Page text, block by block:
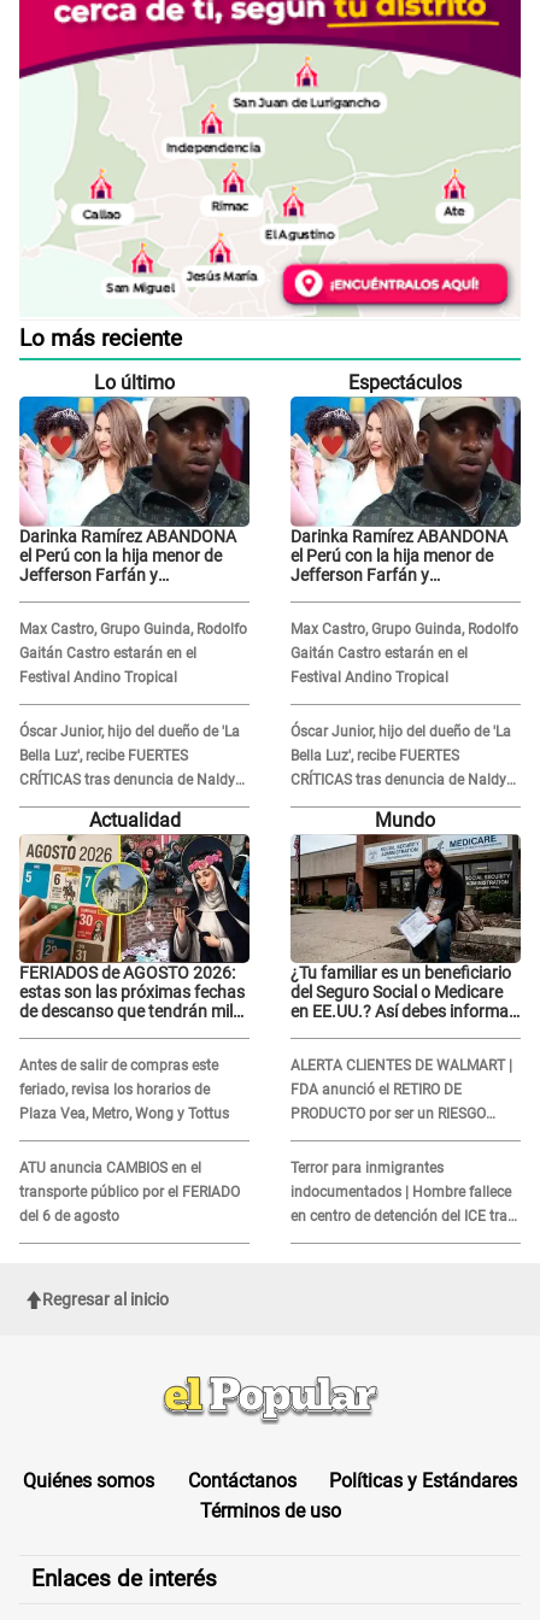
Lo más reciente
Lo último
Darinka Ramírez ABANDONA
el Perú con la hija menor de
Jefferson Farfán y
Max Castro, Grupo Guinda, Rodolfo
Gaitán Castro estarán en el
Festival Andino Tropical
Óscar Junior, hijo del dueño de 'La
Bella Luz', recibe FUERTES
CRÍTICAS tras denuncia de Naldy
Saldaña contra su tío: "Cómplice"
Espectáculos
Darinka Ramírez ABANDONA
el Perú con la hija menor de
Jefferson Farfán y
Max Castro, Grupo Guinda, Rodolfo
Gaitán Castro estarán en el
Festival Andino Tropical
Óscar Junior, hijo del dueño de 'La
Bella Luz', recibe FUERTES
CRÍTICAS tras denuncia de Naldy
Saldaña contra su tío: "Cómplice"
Actualidad
FERIADOS de AGOSTO 2026:
estas son las próximas fechas
de descanso que tendrán miles
Antes de salir de compras este
feriado, revisa los horarios de
Plaza Vea, Metro, Wong y Tottus
ATU anuncia CAMBIOS en el
transporte público por el FERIADO
del 6 de agosto
Mundo
¿Tu familiar es un beneficiario
del Seguro Social o Medicare
en EE.UU.? Así debes informar
ALERTA CLIENTES DE WALMART |
FDA anunció el RETIRO DE
PRODUCTO por ser un RIESGO
MORTAL para consumidores: ¿Cuál
es?
Terror para inmigrantes
indocumentados | Hombre fallece
en centro de detención del ICE tras
sufrir una "emergencia médica"
Regresar al inicio
Quiénes somos Contáctanos
Políticas y Estándares
Términos de uso
Enlaces de interés